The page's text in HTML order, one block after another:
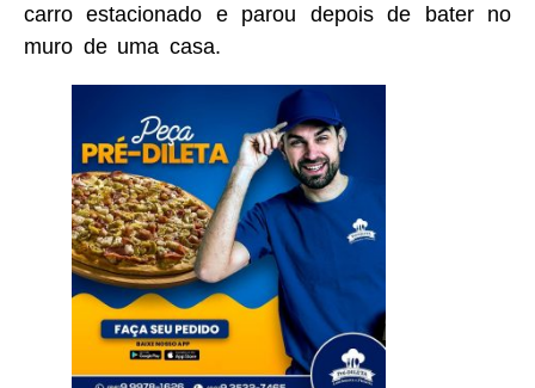
carro estacionado e parou depois de bater no
muro de uma casa.